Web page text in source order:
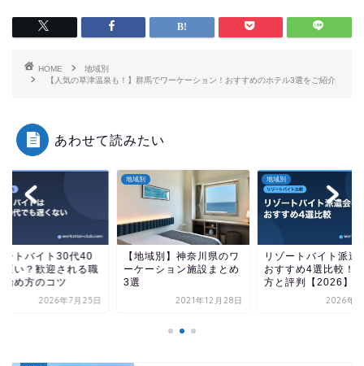
HOME
地域別
【人気の草津温泉も！】群馬でワーケーション！おすすめのホテル3選をご紹介
あわせて読みたい
ートバイト30代40
遅い？歓迎される職
始め方のコツ
2026年7月25日
地域別
【地域別】神奈川県のワ
ーケーション施設まとめ
3選
2021年12月28日
地域別
リゾートバイト派遣
おすすめ4選比較！
方と評判【2026】
2026年7